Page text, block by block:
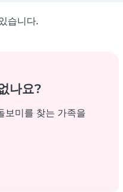
습니다.
나요?
보미를 찾는 가족을